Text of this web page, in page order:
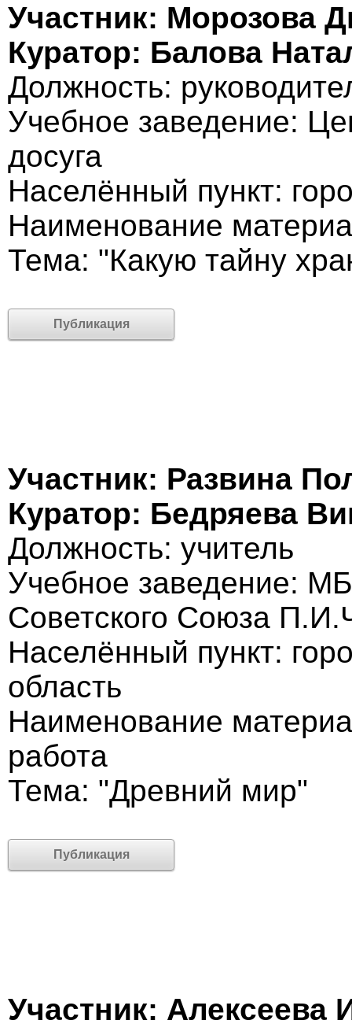
Участник: Морозова
Куратор: Балова
Должность:
Учебное заведение:
досуга
Населённый пункт:
Наименование
Тема: "Какую тайну
Публикация
Участник: Развина
Куратор: Бедряева
Должность: учитель
Учебное заведение:
Советского Союза
Населённый пункт:
область
Наименование
работа
Тема: "Древний мир"
Публикация
Участник: Алексеева